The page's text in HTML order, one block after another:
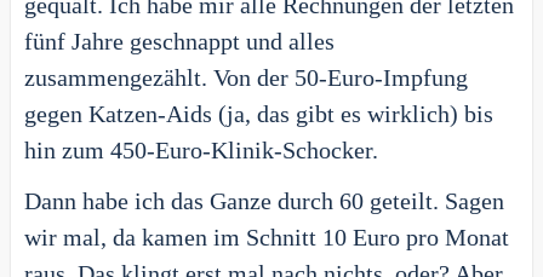
fünf Jahre geschnappt und alles
zusammengezählt. Von der 50-Euro-Impfung
gegen Katzen-Aids (ja, das gibt es wirklich) bis
hin zum 450-Euro-Klinik-Schocker.
Dann habe ich das Ganze durch 60 geteilt. Sagen
wir mal, da kamen im Schnitt 10 Euro pro Monat